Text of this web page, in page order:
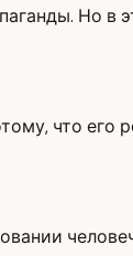
Но в
что его